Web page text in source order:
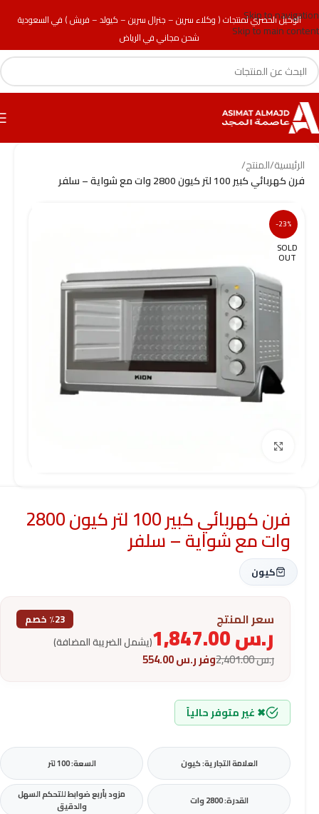
الوكيل الحصري لمنتجات ( وكلاء سرين – جنرال سرين – كيولد – فريش ) في السعودية
شحن مجاني في الرياض
Skip to navigation
Skip to main content
الرئيسية/المنتج/
فرن كهربائي كبير 100 لتر كيون 2800 وات مع شواية – سلفر
-23%
SOLD
OUT
فرن كهربائي كبير 100 لتر كيون 2800
وات مع شواية – سلفر
كيون
سعر المنتج ٪23 خصم
ر.س (يشمل الضريبة المضافة)
ر.س2,401.00 وفرر.س
✖ غير متوفر حالياً
العلامة التجارية: كيون السعة: 100 لتر
القدرة: 2800 وات
مزود بأربع ضوابط للتحكم السهل
والدقيق